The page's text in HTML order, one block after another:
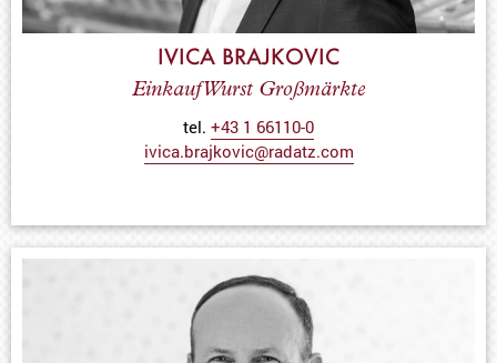
IVICA BRAJKOVIC
Einkauf Wurst Großmärkte
tel. +43 1 66110-0
ivica.brajkovic@radatz.com